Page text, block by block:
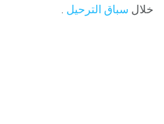
خلال سباق الترحيل .